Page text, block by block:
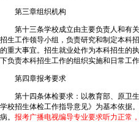
第三章组织机构
第十三条学校成立由主要负责人和有关
招生工作领导小组，负责研究和制定本科
的重大事宜。招生就业处作为本科招生的
下负责本科招生工作的组织实施和日常工
第四章报考要求
第十四条体检要求：以教育部、原卫生
学校招生体检工作指导意见》为基本依据
病。 报考广播电视编导专业要求听力正常